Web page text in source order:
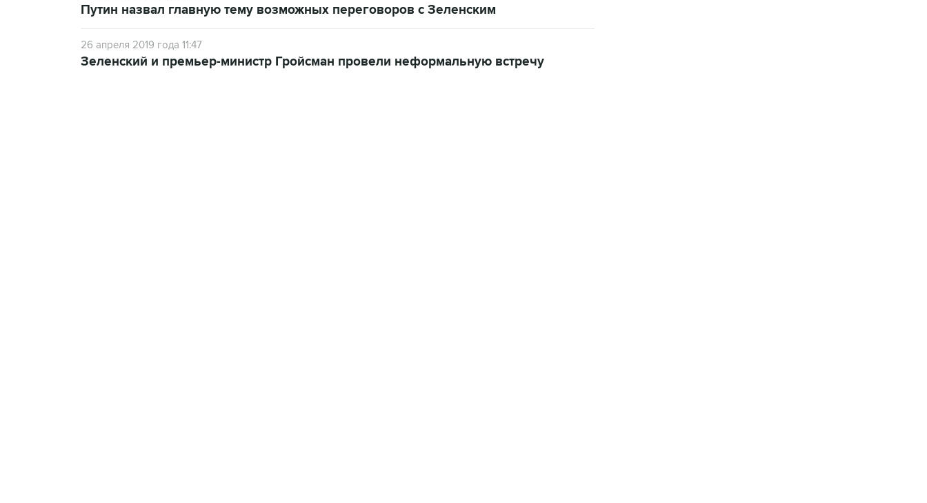
Путин назвал главную тему возможных переговоров с Зеленским
26 апреля 2019 года 11:47
Зеленский и премьер-министр Гройсман провели неформальную встречу